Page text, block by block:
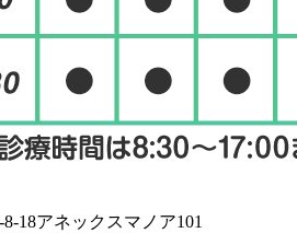
18アネックスマノア101